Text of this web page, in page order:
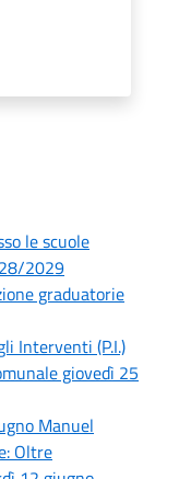
le scuole
2029
graduatorie
Interventi (P.I.)
giovedì 25
Manuel
Oltre